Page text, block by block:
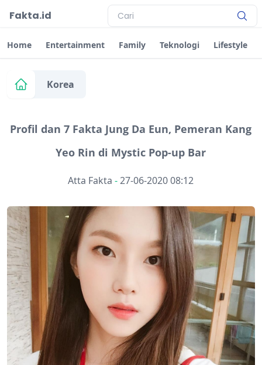
Fakta.id
Home Entertainment Family Teknologi Lifestyle
Korea
Profil dan 7 Fakta Jung Da Eun, Pemeran Kang
Yeo Rin di Mystic Pop-up Bar
Atta Fakta -27-06-2020 08:12